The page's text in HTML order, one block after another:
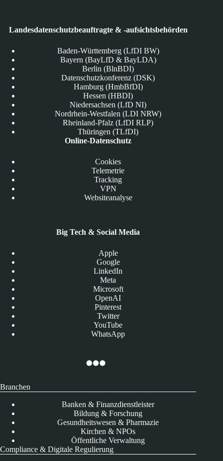
Landesdatenschutzbeauftragte & -aufsichtsbehörden
Baden-Württemberg (LfDI BW)
Bayern (BayLfD & BayLDA)
Berlin (BlnBDI)
Datenschutzkonferenz (DSK)
Hamburg (HmbBfDI)
Hessen (HBDI)
Niedersachsen (LfD NI)
Nordrhein-Westfalen (LDI NRW)
Rheinland-Pfalz (LfDI RLP)
Thüringen (TLfDI)
Online-Datenschutz
Cookies
Telemetrie
Tracking
VPN
Websiteanalyse
Big Tech & Social Media
Apple
Google
LinkedIn
Meta
Microsoft
OpenAI
Pinterest
Twitter
YouTube
WhatsApp
Branchen
Banken & Finanzdienstleister
Bildung & Forschung
Gesundheitswesen & Pharmazie
Kirchen & NPOs
Öffentliche Verwaltung
Compliance & Digitale Regulierung